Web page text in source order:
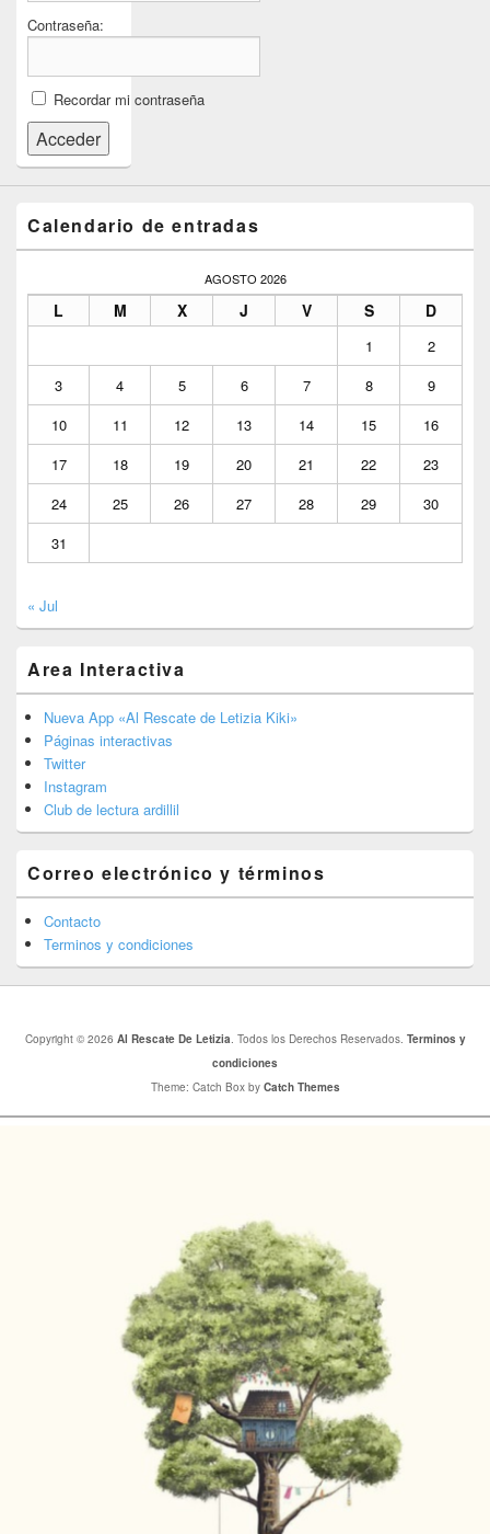
Contraseña:
Recordar mi contraseña
Acceder
Calendario de entradas
AGOSTO 2026
L M X J V S D
1
2
3
4 5 6 7 8
9
10
11 12 13 14 15
16
17
18 19 20 21 22
23
24
25 26 27 28 29
30
31
« Jul
Area Interactiva
Nueva App «Al Rescate de Letizia Kiki»
Páginas interactivas
Twitter
Instagram
Club de lectura ardillil
Correo electrónico y términos
Contacto
Terminos y condiciones
Copyright © 2026 Al Rescate De Letizia . Todos los Derechos Reservados. Terminos y
condiciones
Theme: Catch Box by Catch Themes